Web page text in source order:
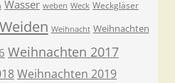
Wasser weben Weck Weckgläser
Weiden Weihnacht Weihnachten
Weihnachten 2017
Weihnachten 2019